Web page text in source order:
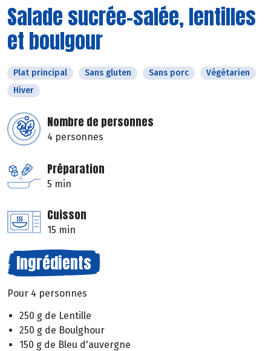
Salade sucrée-salée, lentilles
et boulgour
Plat principal Sans gluten Sans porc
Végétarien
Hiver
Nombre de personnes
4 personnes
Préparation
5 min
Cuisson
15 min
Ingrédients
Pour 4 personnes
250 g de Lentille
250 g de Boulghour
150 g de Bleu d'auvergne